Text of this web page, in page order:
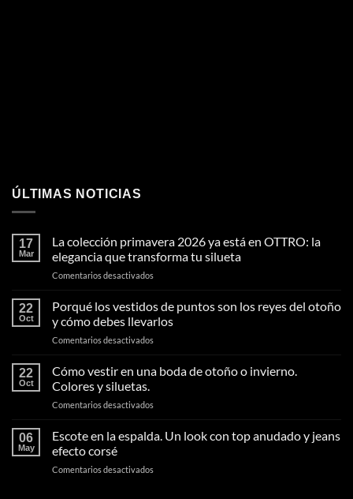
ÚLTIMAS NOTICIAS
17
Mar
La colección primavera 2026 ya está en OTTRO: la
elegancia que transforma tu silueta
Comentarios desactivadosen
colección
primavera
2026
ya
en
elegancia
transforma
22
Oct
Porqué los vestidos de puntos son los reyes del otoño
y cómo debes llevarlos
Comentarios desactivadosen
los
puntos
los
otoño
22
Oct
Cómo vestir en una boda de otoño o invierno.
Colores y siluetas.
Comentarios desactivadosen
vestir
boda
06
May
Escote en la espalda. Un look con top anudado y jeans
efecto corsé
Comentarios desactivadosen